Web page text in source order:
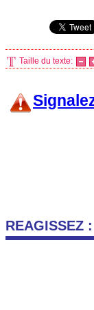
Taille du texte:
REAGISSEZ :